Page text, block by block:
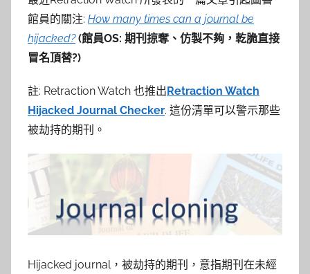
館員的關注: How many times can a journal be
hijacked? (館員OS: 期刊掠奪、仿製不夠，乾脆直接
冒名頂替?)
註: Retraction Watch 也推出Retraction Watch
Hijacked Journal Checker. 這份清單可以警示那些
被劫持的期刊。
Hijacked journal，被劫持的期刊，意指期刊在未經